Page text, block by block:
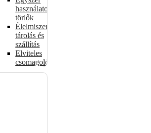
használatos
törlők
Élelmiszer-
tárolás és
szállítás
Elviteles
csomagolóanyagok